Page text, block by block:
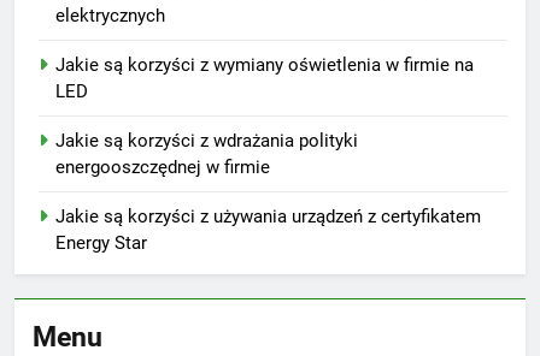
elektrycznych
Jakie są korzyści z wymiany oświetlenia w firmie na
LED
Jakie są korzyści z wdrażania polityki
energooszczędnej w firmie
Jakie są korzyści z używania urządzeń z certyfikatem
Energy Star
Menu